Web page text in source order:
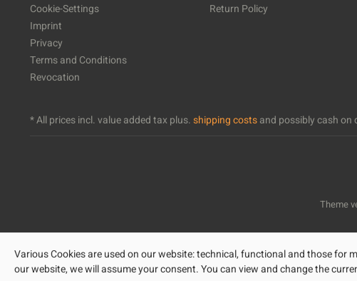
Cookie-Settings
Imprint
Privacy
Terms and Conditions
Revocation
Return Policy
* All prices incl. value added tax plus.shipping costsand possibly cash on
Theme
Various Cookies are used on our website: technical, functional and those
our website, we will assume your consent. You can view and change the